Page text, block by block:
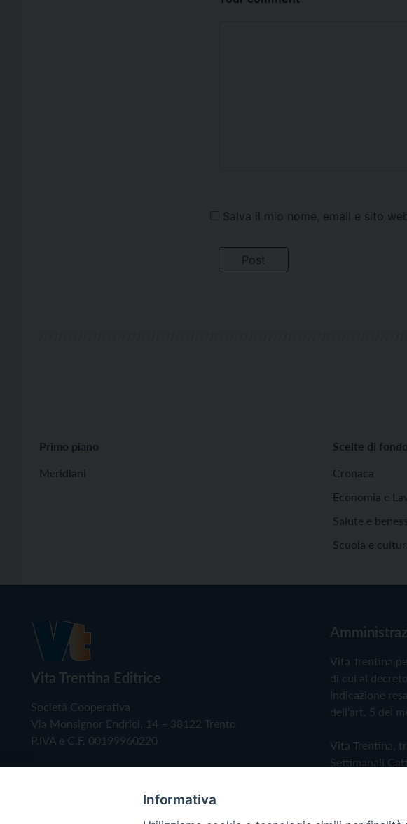
Salva il mio nome, email e sito
Primo piano
Meridiani
Scelte di fondo
Cronaca
Economia e
Salute e
Scuola e
Vita Trentina Editrice
Società Cooperativa
Via Monsignor Endrici, 14 – 38122 Trento
P.IVA e C.F. 00199960220
Vita Trentina
di cui al
Indicazione
dell'art. 5 del
Vita Trentina,
Settimanali
Informativa